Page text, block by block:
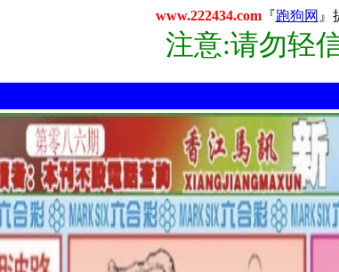
www.222434.com『跑狗网 』
注意:请勿轻